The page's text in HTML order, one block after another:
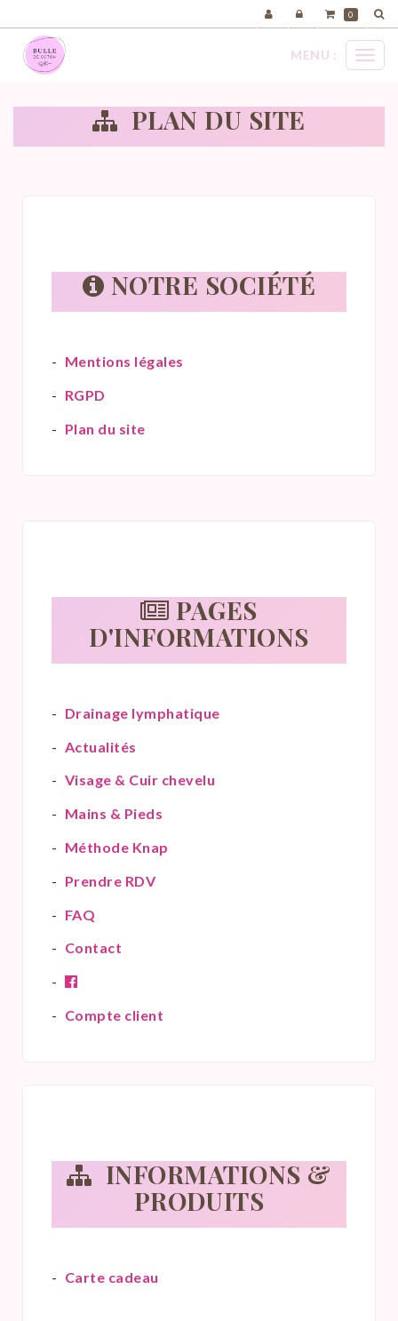
menu
MENU :
PLAN DU SITE
NOTRE SOCIÉTÉ
Mentions légales
RGPD
Plan du site
PAGES
D'INFORMATIONS
Drainage lymphatique
Actualités
Visage & Cuir chevelu
Mains & Pieds
Méthode Knap
Prendre RDV
FAQ
Contact
Compte client
INFORMATIONS &
PRODUITS
Carte cadeau
0